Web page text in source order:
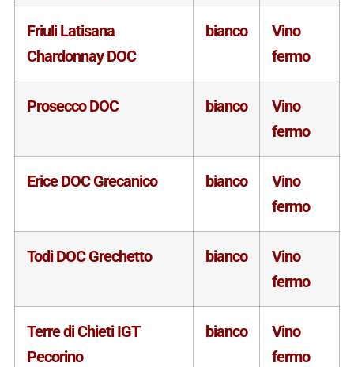
Friuli Latisana
Chardonnay DOC
bianco
Vino
fermo
Prosecco DOC bianco
Vino
fermo
Erice DOC Grecanico bianco
Vino
fermo
Todi DOC Grechetto bianco
Vino
fermo
Terre di Chieti IGT
Pecorino
bianco
Vino
fermo